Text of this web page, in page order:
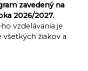
zavedený na
2026/2027.
vzdelávania je
žiakov a